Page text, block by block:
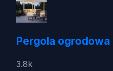
Pergola
3.8k